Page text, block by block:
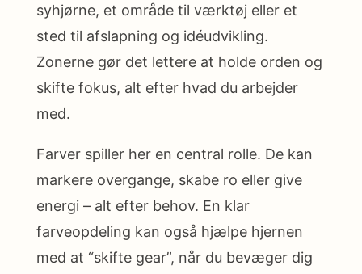
syhjørne, et område til værktøj eller et
sted til afslapning og idéudvikling.
Zonerne gør det lettere at holde orden og
skifte fokus, alt efter hvad du arbejder
med.
Farver spiller her en central rolle. De kan
markere overgange, skabe ro eller give
energi – alt efter behov. En klar
farveopdeling kan også hjælpe hjernen
med at “skifte gear”, når du bevæger dig